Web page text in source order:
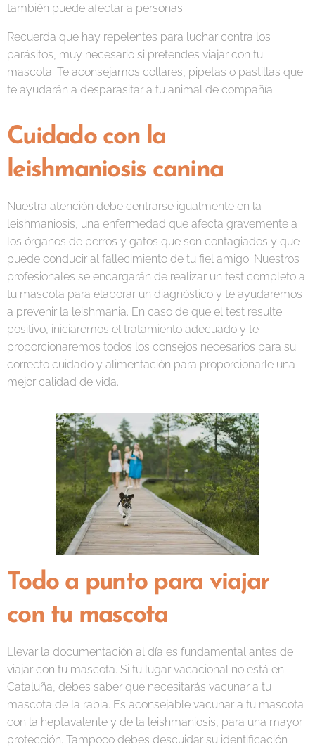
también puede afectar a personas.
Recuerda que hay repelentes para luchar contra los
parásitos, muy necesario si pretendes viajar con tu
mascota. Te aconsejamos collares, pipetas o pastillas que
te ayudarán a desparasitar a tu animal de compañía.
Cuidado con la
leishmaniosis canina
Nuestra atención debe centrarse igualmente en la
leishmaniosis, una enfermedad que afecta gravemente a
los órganos de perros y gatos que son contagiados y que
puede conducir al fallecimiento de tu fiel amigo. Nuestros
profesionales se encargarán de realizar un test completo a
tu mascota para elaborar un diagnóstico y te ayudaremos
a prevenir la leishmania. En caso de que el test resulte
positivo, iniciaremos el tratamiento adecuado y te
proporcionaremos todos los consejos necesarios para su
correcto cuidado y alimentación para proporcionarle una
mejor calidad de vida.
Todo a punto para viajar
con tu mascota
Llevar la documentación al día es fundamental antes de
viajar con tu mascota. Si tu lugar vacacional no está en
Cataluña, debes saber que necesitarás vacunar a tu
mascota de la rabia. Es aconsejable vacunar a tu mascota
con la heptavalente y de la leishmaniosis, para una mayor
protección. Tampoco debes descuidar su identificación